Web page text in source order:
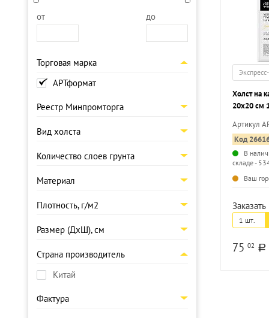
от до
Торговая марка
АРТформат
Реестр Минпромторга
Вид холста
Количество слоев грунта
Материал
Плотность, г/м2
Размер (ДхШ), см
Страна производитель
Китай
Фактура
Холст на
20х20 см
Артикул
Код
В
складе -
Ваш
Заказать
1 шт.
75 02 a